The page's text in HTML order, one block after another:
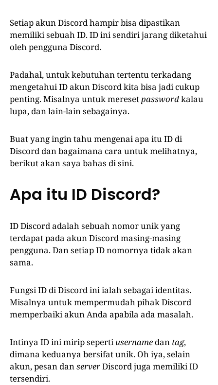
Setiap akun Discord hampir bisa dipastikan
memiliki sebuah ID. ID ini sendiri jarang diketahui
oleh pengguna Discord.
Padahal, untuk kebutuhan tertentu terkadang
mengetahui ID akun Discord kita bisa jadi cukup
penting. Misalnya untuk meresetpasswordkalau
lupa, dan lain-lain sebagainya.
Buat yang ingin tahu mengenai apa itu ID di
Discord dan bagaimana cara untuk melihatnya,
berikut akan saya bahas di sini.
Apa itu ID Discord?
ID Discord adalah sebuah nomor unik yang
terdapat pada akun Discord masing-masing
pengguna. Dan setiap ID nomornya tidak akan
sama.
Fungsi ID di Discord ini ialah sebagai identitas.
Misalnya untuk mempermudah pihak Discord
memperbaiki akun Anda apabila ada masalah.
Intinya ID ini mirip sepertiusername dan tag,
dimana keduanya bersifat unik. Oh iya, selain
akun, pesan danserverDiscord juga memiliki ID
tersendiri.